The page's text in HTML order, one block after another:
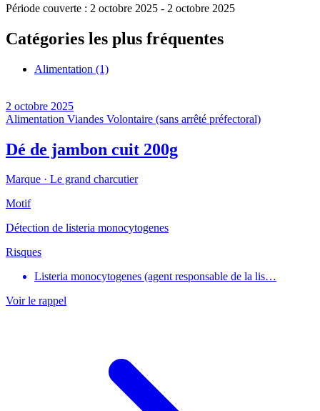
Période couverte : 2 octobre 2025 - 2 octobre 2025
Catégories les plus fréquentes
Alimentation (1)
2 octobre 2025
Alimentation Viandes Volontaire (sans arrêté préfectoral)
Dé de jambon cuit 200g
Marque · Le grand charcutier
Motif
Détection de listeria monocytogenes
Risques
Listeria monocytogenes (agent responsable de la lis…
Voir le rappel